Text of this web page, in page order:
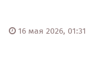
16 мая 2026, 01:31